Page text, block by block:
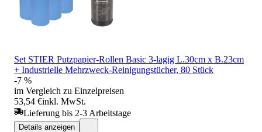
Set STIER Putzpapier-Rollen Basic 3-lagig L.30cm x B.23cm
+ Industrielle Mehrzweck-Reinigungstücher, 80 Stück
-7 %
im Vergleich zu Einzelpreisen
53,54 €inkl. MwSt.
Lieferung bis 2-3 Arbeitstage
Details anzeigen